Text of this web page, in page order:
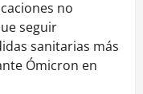
no
seguir
sanitarias más
Ómicron en